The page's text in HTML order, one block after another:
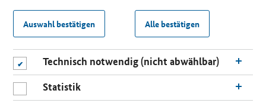
Auswahl bestätigen Alle bestätigen
Technisch notwendig (nicht abwählbar)
Statistik